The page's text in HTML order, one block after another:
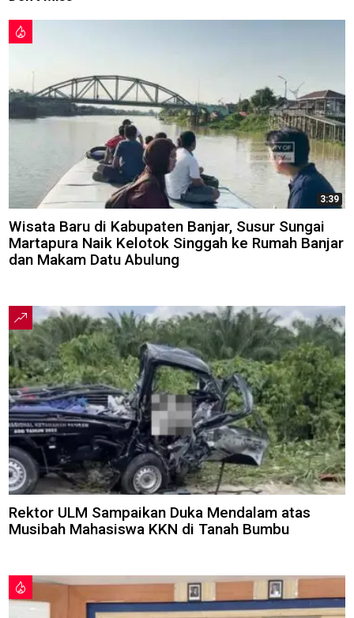
3:39
Wisata Baru di Kabupaten Banjar, Susur Sungai
Martapura Naik Kelotok Singgah ke Rumah Banjar
dan Makam Datu Abulung
Rektor ULM Sampaikan Duka Mendalam atas
Musibah Mahasiswa KKN di Tanah Bumbu